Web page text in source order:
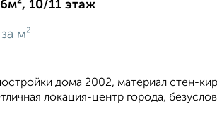
10/11 этаж
за м²
дома 2002, материал стен-
локация-центр города,